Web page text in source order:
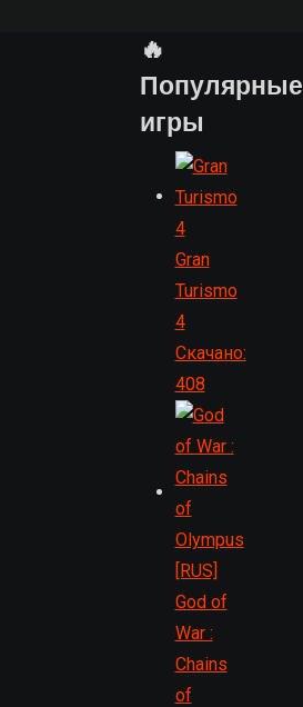
🔥
Популярные
игры
Gran
Turismo
4
Скачано:
408
God of
War :
Chains
of